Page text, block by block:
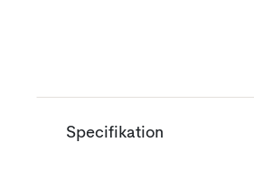
Specifikation